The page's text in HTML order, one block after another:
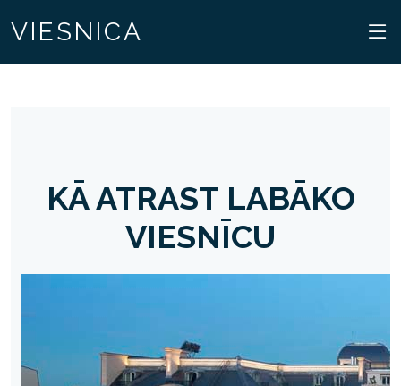
VIESNICA
KĀ ATRAST LABĀKO
VIESNĪCU